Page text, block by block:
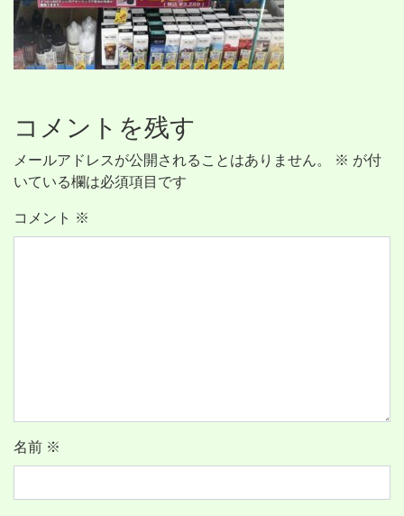
コメントを残す
メールアドレスが公開されることはありません。 ※ が付
いている欄は必須項目です
コメント ※
名前 ※